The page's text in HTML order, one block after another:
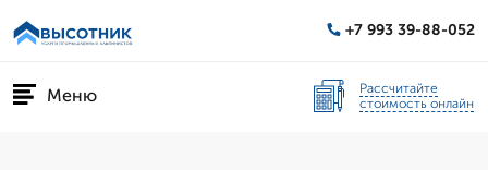
+7 993 39-88-052
Меню
Рассчитайте
стоимость онлайн